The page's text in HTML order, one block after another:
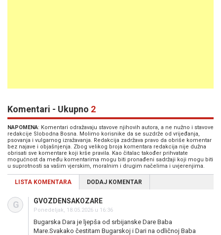
Komentari - Ukupno 2
NAPOMENA: Komentari odražavaju stavove njihovih autora, a ne nužno i stavove
redakcije Slobodna Bosna. Molimo korisnike da se suzdrže od vrijeđanja,
psovanja i vulgarnog izražavanja. Redakcija zadržava pravo da obriše komentar
bez najave i objašnjenja. Zbog velikog broja komentara redakcija nije dužna
obrisati sve komentare koji krše pravila. Kao čitalac također prihvatate
mogućnost da među komentarima mogu biti pronađeni sadržaji koji mogu biti
u suprotnosti sa vašim vjerskim, moralnim i drugim načelima i uvjerenjima.
LISTA KOMENTARA DODAJ KOMENTAR
G GVOZDENSAKOZARE
Ponedeljak, 18.05.2026 u 16:36
Bugarska Dara je ljepša od srbijanske Dare Baba
Mare.Svakako čestitam Bugarskoj i Dari na odličnoj Baba